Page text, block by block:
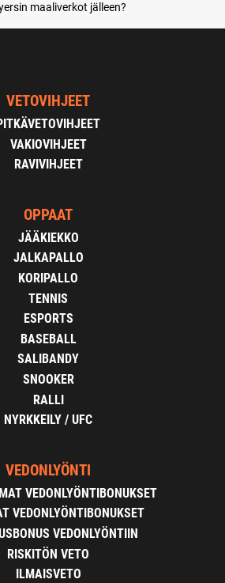
maaliverkot jälleen?
VETOVIHJEET
VAKIOVIHJEET
RAVIVIHJEET
OPPAAT
JÄÄKIEKKO
JALKAPALLO
KORIPALLO
TENNIS
ESPORTS
BASEBALL
SALIBANDY
SNOOKER
RALLI
NYRKKEILY / UFC
VEDONLYÖNTI
VEDONLYÖNTIBONUKSET
VEDONLYÖNTIBONUKSET
VEDONLYÖNTIIN
RISKITÖN VETO
ILMAISVETO